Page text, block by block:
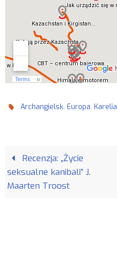
Archangielsk,Europa,Karelia
Recenzja: „Życie
seksualne kanibali” J.
Maarten Troost